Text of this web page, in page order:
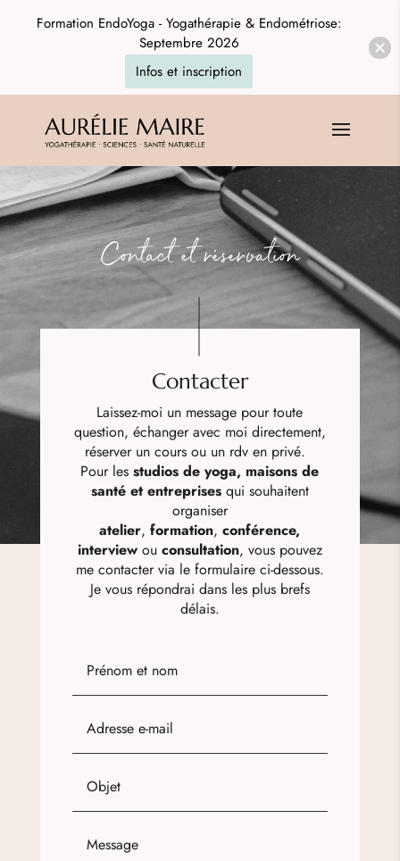
Contact et réservation
Contacter
Laissez-moi un message pour toute
question, échanger avec moi directement,
réserver un cours ou un rdv en privé.
Pour lesstudios de yoga, maisons de
santé et entreprises qui souhaitent
organiser
atelier,formation,conférence,
interviewou consultation, vous pouvez
me contacter via le formulaire ci-dessous.
Je vous répondrai dans les plus brefs
délais.
Formation EndoYoga - Yogathérapie & Endométriose:
Septembre 2026
Infos et inscription